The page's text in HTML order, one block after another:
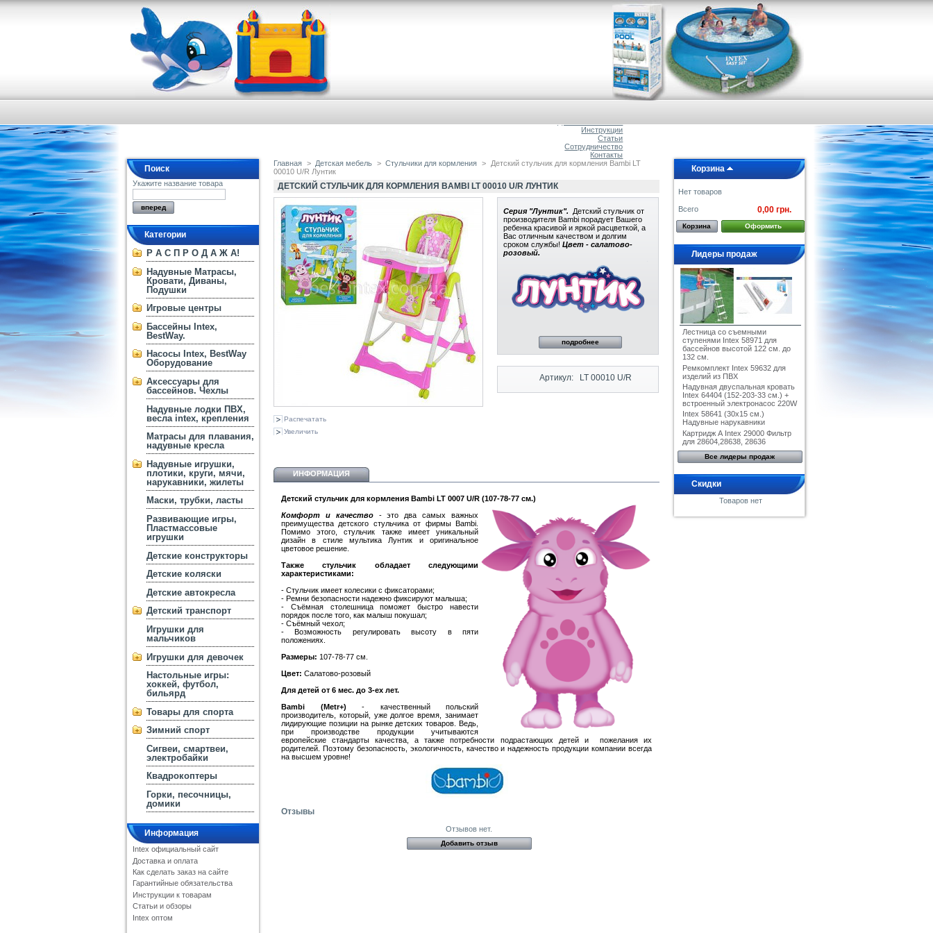
Инструкции
Статьи
Сотрудничество
Контакты
Поиск
Укажите название товара
Категории
Р А С П Р О Д А Ж А!
Надувные Матрасы,
Кровати, Диваны,
Подушки
Игровые центры
Бассейны Intex,
BestWay.
Насосы Intex, BestWay
Оборудование
Аксессуары для
бассейнов. Чехлы
Надувные лодки ПВХ,
весла intex, крепления
Матрасы для плавания,
надувные кресла
Надувные игрушки,
плотики, круги, мячи,
нарукавники, жилеты
Маски, трубки, ласты
Развивающие игры,
Пластмассовые
игрушки
Детские конструкторы
Детские коляски
Детские автокресла
Детский транспорт
Игрушки для
мальчиков
Игрушки для девочек
Настольные игры:
хоккей, футбол,
бильярд
Товары для спорта
Зимний спорт
Сигвеи, смартвеи,
электробайки
Квадрокоптеры
Горки, песочницы,
домики
Информация
Intex официальный сайт
Доставка и оплата
Как сделать заказ на сайте
Гарантийные обязательства
Инструкции к товарам
Статьи и обзоры
Intex оптом
Главная > Детская мебель > Стульчики для кормления >
Детский стульчик для кормления Bambi LT
00010 U/R Лунтик
ДЕТСКИЙ СТУЛЬЧИК ДЛЯ КОРМЛЕНИЯ BAMBI LT 00010 U/R ЛУНТИК
Распечатать
Увеличить
Серия "Лунтик". Детский стульчик от
производителя Bambi порадует Вашего
ребенка красивой и яркой расцветкой, а
Вас отличным качеством и долгим
сроком службы! Цвет - салатово-
розовый.
подробнее
Артикул: LT 00010 U/R
ИНФОРМАЦИЯ
Детский стульчик для кормления Bambi LT 0007 U/R (107-78-77 см.)
Комфорт и качество- это два самых важных
преимущества детского стульчика от фирмы Bambi.
Помимо этого, стульчик также имеет уникальный
дизайн в стиле мультика Лунтик и оригинальное
цветовое решение.
Также стульчик обладает следующими
характеристиками:
- Стульчик имеет колесики с фиксаторами;
- Ремни безопасности надежно фиксируют малыша;
- Съёмная столешница поможет быстро навести
порядок после того, как малыш покушал;
- Съёмный чехол;
- Возможность регулировать высоту в пяти
положениях.
Размеры: 107-78-77 см.
Цвет: Салатово-розовый
Для детей от 6 мес. до 3-ех лет.
Bambi (Metr+) - качественный польский
производитель, который, уже долгое время, занимает
лидирующие позиции на рынке детских товаров. Ведь,
при производстве продукции учитываются
европейские стандарты качества, а также потребности подрастающих детей и пожелания их
родителей. Поэтому безопасность, экологичность, качество и надежность продукции компании всегда
на высшем уровне!
Отзывы
Отзывов нет.
Корзина
Нет товаров
Всего 0,00 грн.
Корзина Оформить
Лидеры продаж
Лестница со съемными
ступенями Intex 58971 для
бассейнов высотой 122 см. до
132 см.
Ремкомплект Intex 59632 для
изделий из ПВХ
Надувная двуспальная кровать
Intex 64404 (152-203-33 см.) +
встроенный электронасос 220W
Intex 58641 (30x15 см.)
Надувные нарукавники
Картридж А Intex 29000 Фильтр
для 28604,28638, 28636
Все лидеры продаж
Скидки
Товаров нет